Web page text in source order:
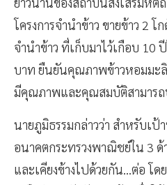
โครงการจำนำข้าว ขายข้าว 2 โ
จำนำข้าว ที่เก็บมาไว้เกือบ 10
บาท ยืนยันคุณภาพข้าวหอมมะลิ
มีคุณภาพและคุณสมบัติสามารถ
นายภูมิธรรมกล่าวว่า สำหรับเป้
อนาคตกระทรวงพาณิชย์ใน 3 ด้
และเคียงข้างไปด้วยกัน...ต่อ โด